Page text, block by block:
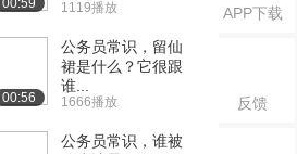
APP下载
反馈
1119播放
00:56
公务员常识，留仙
裙是什么？它很跟
谁...
1666播放
公务员常识，谁被